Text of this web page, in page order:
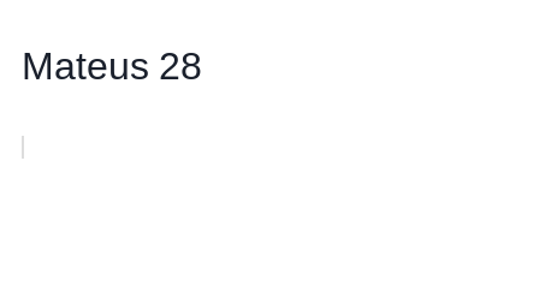
Mateus 28